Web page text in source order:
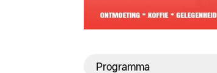
Programma